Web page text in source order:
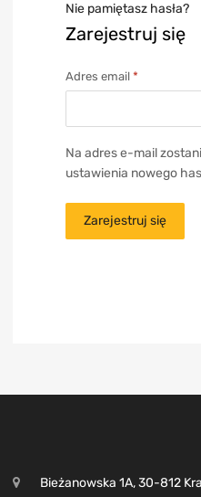
Nie pamiętasz hasła?
Zarejestruj się
Adres email *
Na adres e-mail
ustawienia nowego
Zarejestruj się
Bieżanowska 1A, 30-812